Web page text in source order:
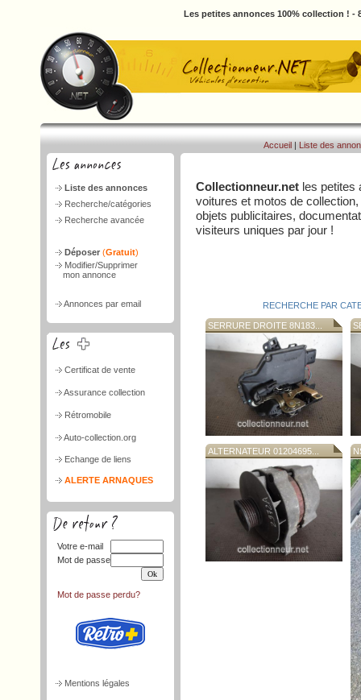
Les petites annonces 100% collection ! -
Liste des annonces
Recherche/catégories
Recherche avancée
Déposer (Gratuit)
Modifier/Supprimer
mon annonce
Annonces par email
Certificat de vente
Assurance collection
Rétromobile
Auto-collection.org
Echange de liens
ALERTE ARNAQUES
Votre e-mail
Mot de passe
Mot de passe perdu?
Mentions légales
Accueil | Liste des
Collectionneur.net les petites
voitures et motos de
objets publicitaires,
visiteurs uniques par jour !
RECHERCHE PAR
SERRURE DROITE 8N183...
ALTERNATEUR 01204695...